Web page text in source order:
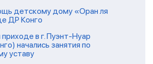
детскому дому «Оран ля
ДР Конго
в г. Пуэнт-Нуар
начались занятия по
уставу